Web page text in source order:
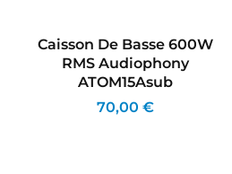
Caisson De Basse 600W
RMS Audiophony
ATOM15Asub
70,00 €